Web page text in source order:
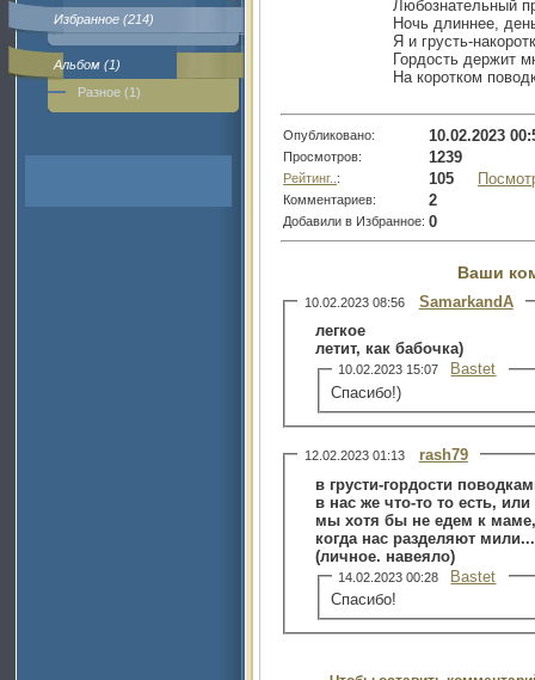
Избранное (214)
Альбом (1)
Разное (1)
Любознательный
Ночь длиннее,
Я и грусть-
Гордость держит
На коротком
Опубликовано: 10.02.2023
Просмотров: 1239
Рейтинг.. : 105
Комментариев: 2
Добавили в Избранное: 0
Ваши
10.02.2023 08:56
SamarkandA
легкое
летит, как бабочка)
10.02.2023 15:07
Bastet
Спасибо!)
12.02.2023 01:13
rash79
в грусти-гордости
в нас же что-то то есть, или
мы хотя бы не едем к маме,
когда нас разделяют мили...
(личное. навеяло)
14.02.2023 00:28
Bastet
Спасибо!